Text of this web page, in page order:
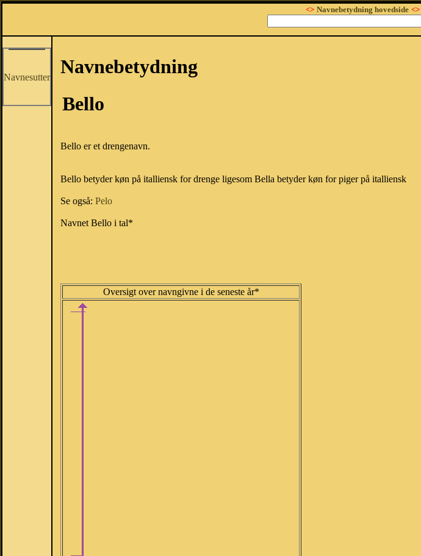
<> Navnebetydning hovedside <>
Navnesutter
Navnebetydning
Bello
Bello er et drengenavn.
Bello betyder køn på italliensk for drenge ligesom Bella betyder køn for piger på italliensk
Se også: Pelo
Navnet Bello i tal*
Oversigt over navngivne i de seneste år*